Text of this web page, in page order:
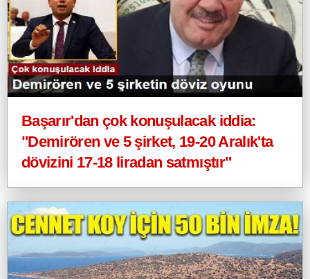
Başarır'dan çok konuşulacak iddia:
"Demirören ve 5 şirket, 19-20 Aralık'ta
dövizini 17-18 liradan satmıştır"